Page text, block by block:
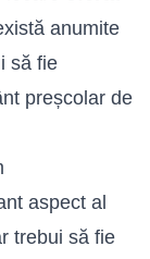
anumite
să fie
preșcolar de
aspect al
trebui să fie